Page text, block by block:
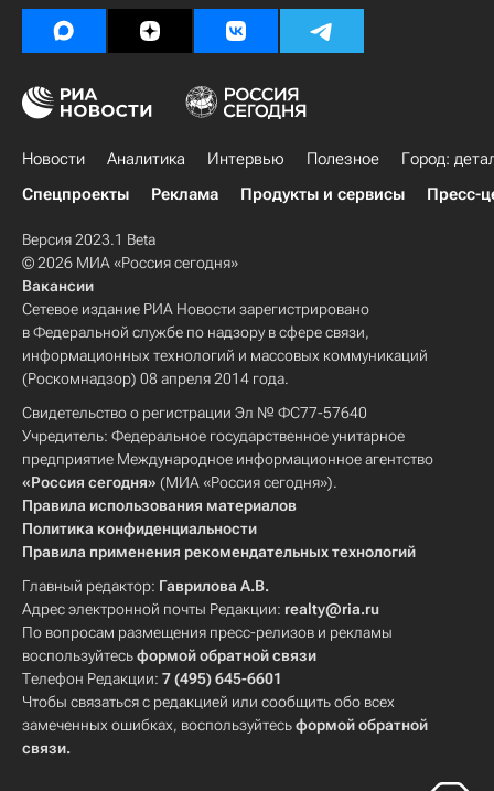
Новости Аналитика Интервью Полезное
Город:
Спецпроекты
Реклама Продукты и сервисы Пресс-
Версия 2023.1 Beta
© 2026 МИА «Россия сегодня»
Вакансии
Сетевое издание РИА Новости зарегистрировано
в Федеральной службе по надзору в сфере связи,
информационных технологий и массовых коммуникаций
(Роскомнадзор) 08 апреля 2014 года.
Свидетельство о регистрации Эл № ФС77-57640
Учредитель: Федеральное государственное унитарное
предприятие Международное информационное агентство
«Россия сегодня» (МИА «Россия сегодня»).
Правила использования материалов
Политика конфиденциальности
Правила применения рекомендательных технологий
Главный редактор: Гаврилова А.В.
Адрес электронной почты Редакции: realty@ria.ru
По вопросам размещения пресс-релизов и рекламы
воспользуйтесьформой обратной связи
Телефон Редакции: 7 (495) 645-6601
Чтобы связаться с редакцией или сообщить обо всех
замеченных ошибках, воспользуйтесьформой обратной
связи.